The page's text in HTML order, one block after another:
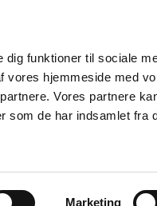
funktioner til sociale
vores hjemmeside med
Vores partnere
som de har indsamlet fra
Marketing
Om os Kontakt
og salg af